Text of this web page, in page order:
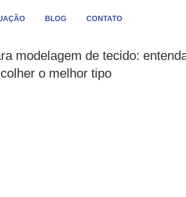
BLOG CONTATO
modelagem de tecido:
o melhor tipo